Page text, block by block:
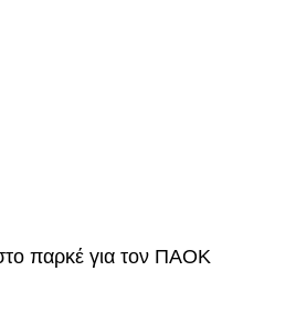
παρκέ για τον ΠΑΟΚ